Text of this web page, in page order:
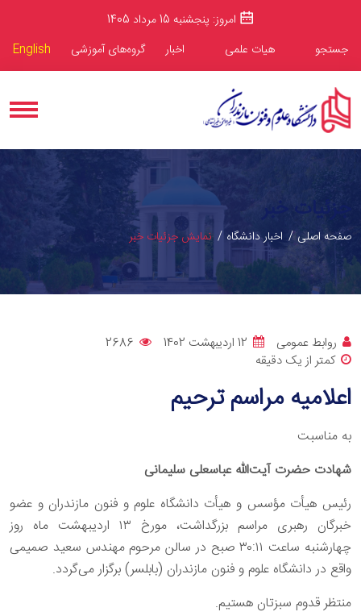
امروز: پنجشنبه 15 مرداد 1405
جستجو
هیات علمی اخبار گروه‌های آموزشی English
جزئیات خبر
صفحه اصلی اخبار دانشگاه نمایش جزئیات خبر
روابط عمومی 12 اردیبهشت 1402
2686
کمتر از یک دقیقه
اعلامیه مراسم ترحیم
به مناسبت
شهادت حضرت آیت‌الله عباسعلی سلیمانی
رئیس هیأت مؤسس و هیأت دانشگاه علوم و فنون مازندران و عضو
خبرگان رهبری مراسم بزرگداشت، مورخ ۱۳ اردیبهشت ماه روز
چهارشنبه ساعت ۳۰:۱۱ صبح در سالن مرحوم مهندس سعید صمیمی
واقع در دانشگاه علوم و فنون مازندران (بابلسر) برگزار می‌گردد.
منتظر قدوم سبزتان هستیم.